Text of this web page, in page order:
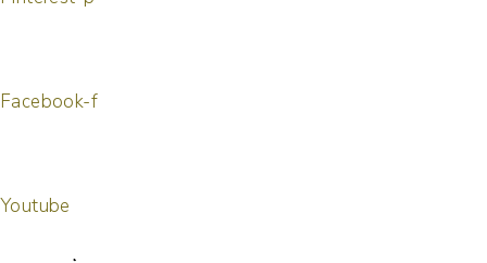
Facebook-f
Youtube